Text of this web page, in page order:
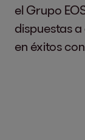
el Grupo
dispuestas
en éxitos